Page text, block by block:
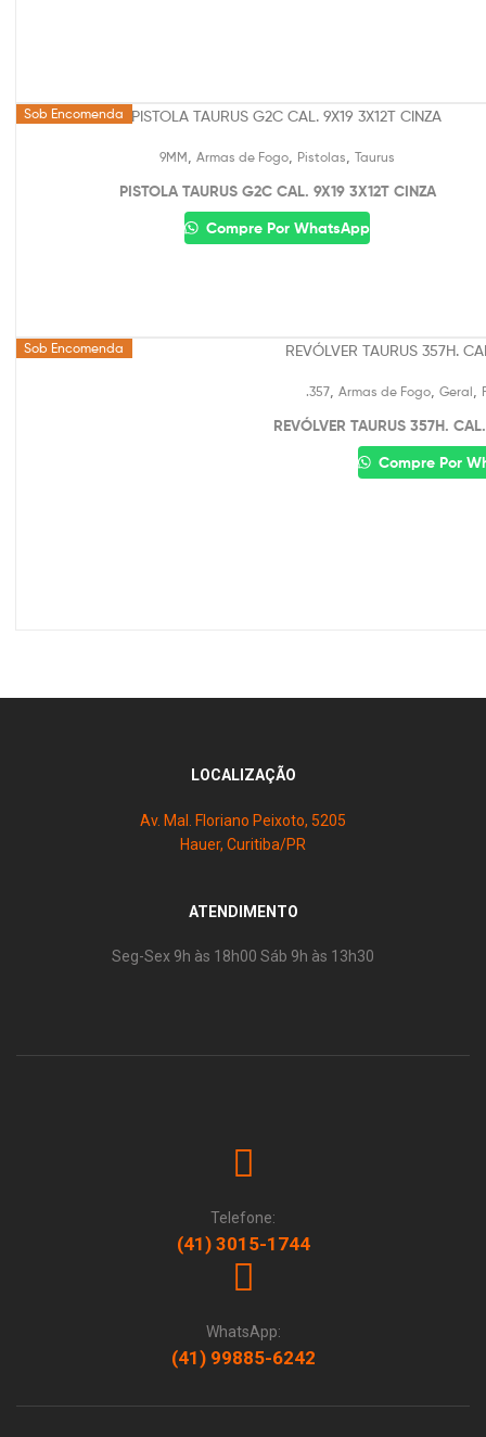
Sob Encomenda
9MM Armas de Fogo Pistolas Taurus
PISTOLA TAURUS G2C CAL. 9X19 3X12T CINZA
Compre Por WhatsApp
Sob Encomenda
.357, Armas de Fogo, Geral
REVÓLVER TAURUS 357H.
Compre Por
LOCALIZAÇÃO
Av. Mal. Floriano Peixoto, 5205
Hauer, Curitiba/PR
ATENDIMENTO
Seg-Sex 9h às 18h00 Sáb 9h às 13h30
Telefone:
(41) 3015-1744
WhatsApp:
(41) 99885-6242